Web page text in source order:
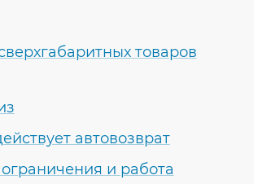
товаров
автовозврат
и работа